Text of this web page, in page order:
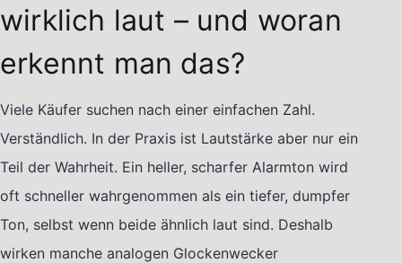
wirklich laut – und woran
erkennt man das?
Viele Käufer suchen nach einer einfachen Zahl.
Verständlich. In der Praxis ist Lautstärke aber nur ein
Teil der Wahrheit. Ein heller, scharfer Alarmton wird
oft schneller wahrgenommen als ein tiefer, dumpfer
Ton, selbst wenn beide ähnlich laut sind. Deshalb
wirken manche analogen Glockenwecker